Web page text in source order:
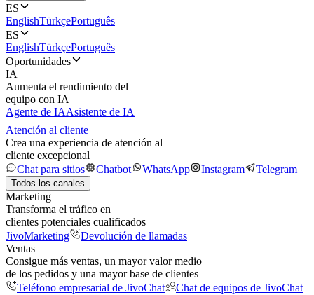
ES
EnglishTürkçePortuguês
ES
EnglishTürkçePortuguês
Oportunidades
IA
Aumenta el rendimiento del
equipo con IA
Agente de IAAsistente de IA
Atención al cliente
Crea una experiencia de atención al
cliente excepcional
Chat para sitios
Chatbot WhatsApp Instagram Telegram
Todos los canales
Marketing
Transforma el tráfico en
clientes potenciales cualificados
JivoMarketing
Devolución de llamadas
Ventas
Consigue más ventas, un mayor valor medio
de los pedidos y una mayor base de clientes
Teléfono empresarial de JivoChat
Chat de equipos de JivoChat